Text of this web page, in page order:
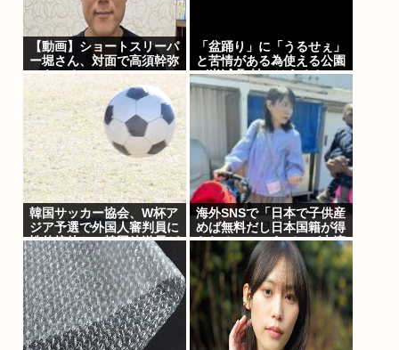
【動画】ショートスリーパ
ー堀さん、対面で高須幹弥
にキレる
「盆踊り」に「うるせぇ」
と苦情がある為使える公園
が半減 取材ではうるさい
と答える住民はおらず こ
どおじみたいのが電話して
韓国サッカー協会、W杯ア
ジア予選で外国人審判員に
性的接待か…韓国放送局が
独占報道
海外SNSで「日本で子供産
めば無料だし日本国籍が得
られる」というデマが大流
行していた…:・